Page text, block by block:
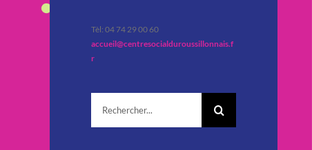
Tèl: 04 74 29 00 60
accueil@centresocialduroussillonnais.f
r